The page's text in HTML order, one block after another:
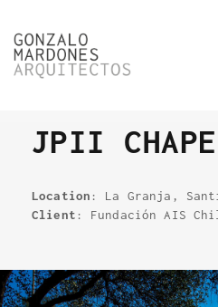
JPII
Location: La Granja,
Client: Fundación AIS